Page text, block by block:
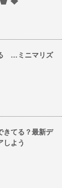
る …ミニマリズ
きてる？最新デ
しよう